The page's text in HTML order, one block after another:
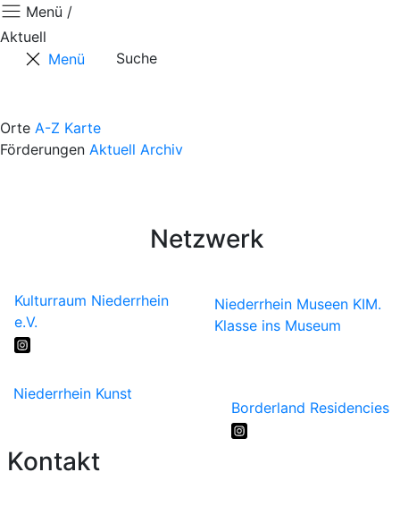
Menü /
Aktuell
Menü
Suche
Orte A-Z Karte
Förderungen Aktuell Archiv
Netzwerk
Kulturraum Niederrhein
e.V.
Niederrhein Museen KIM.
Klasse ins Museum
Niederrhein Kunst
Borderland Residencies
Kontakt